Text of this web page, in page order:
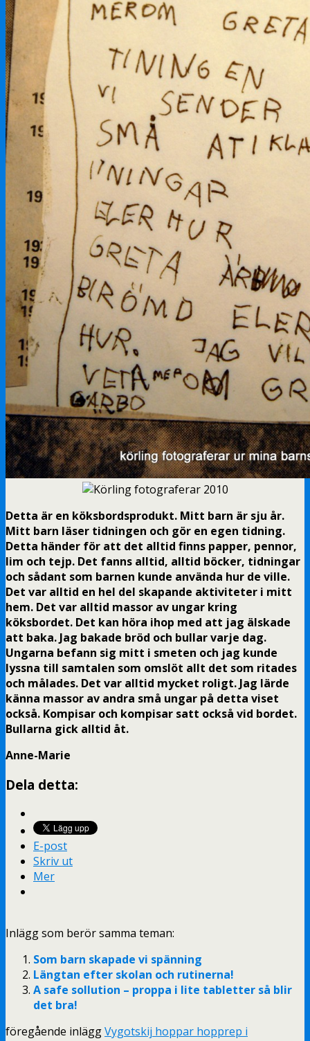
Detta är en köksbordsprodukt. Mitt barn är sju år.
Mitt barn läser tidningen och gör en egen tidning.
Detta händer för att det alltid finns papper, pennor,
lim och tejp. Det fanns alltid, alltid böcker, tidningar
och sådant som barnen kunde använda hur de ville.
Det var alltid en hel del skapande aktiviteter i mitt
hem. Det var alltid massor av ungar kring
köksbordet. Det kan höra ihop med att jag älskade
att baka. Jag bakade bröd och bullar varje dag.
Ungarna befann sig mitt i smeten och jag kunde
lyssna till samtalen som omslöt allt det som ritades
och målades. Det var alltid mycket roligt. Jag lärde
känna massor av andra små ungar på detta viset
också. Kompisar och kompisar satt också vid bordet.
Bullarna gick alltid åt.
Anne-Marie
Dela detta:
E-post
Skriv ut
Mer
Inlägg som berör samma teman:
Som barn skapade vi spänning
Längtan efter skolan och rutinerna!
A safe sollution – proppa i lite tabletter så blir
det bra!
föregående inläggVygotskij hoppar hopprep i